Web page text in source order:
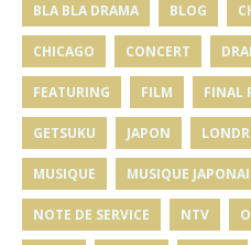
BLA BLA DRAMA BLOG
CHICAGO CONCERT
FEATURING FILM FINAL
GETSUKU JAPON
MUSIQUE MUSIQUE
NOTE DE SERVICE NTV